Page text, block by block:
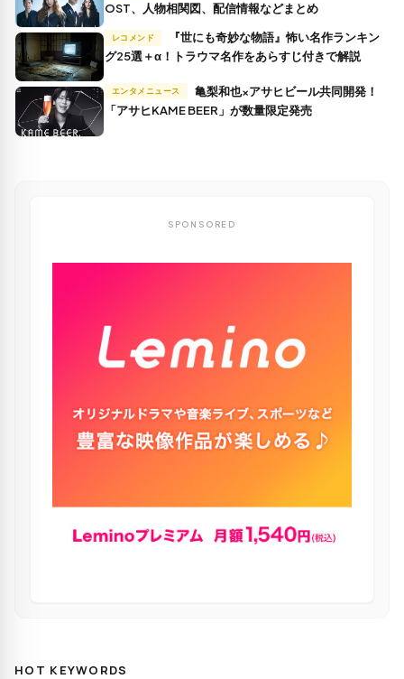
OST、人物相関図、配信情報などまとめ
レコメンド
グ25選＋α！トラウマ名作をあらすじ付きで解説
エンタメニュース
「アサヒKAME BEER」が数量限定発売
SPONSORED
HOT KEYWORDS